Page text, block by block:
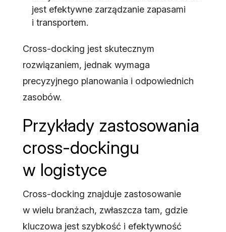
jest efektywne zarządzanie zapasami
i transportem.
Cross-docking jest skutecznym
rozwiązaniem, jednak wymaga
precyzyjnego planowania i odpowiednich
zasobów.
Przykłady zastosowania
cross-dockingu
w logistyce
Cross-docking znajduje zastosowanie
w wielu branżach, zwłaszcza tam, gdzie
kluczowa jest szybkość i efektywność